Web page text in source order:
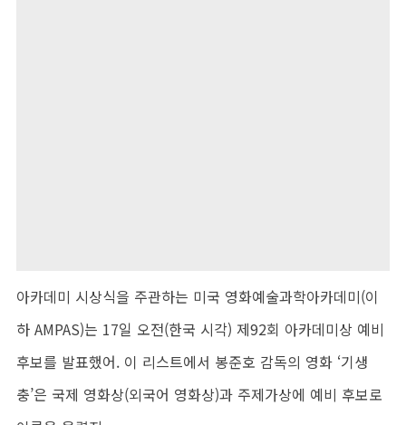
아카데미 시상식을 주관하는 미국 영화예술과학아카데미(이
하 AMPAS)는 17일 오전(한국 시각) 제92회 아카데미상 예비
후보를 발표했어. 이 리스트에서 봉준호 감독의 영화 ‘기생
충’은 국제 영화상(외국어 영화상)과 주제가상에 예비 후보로